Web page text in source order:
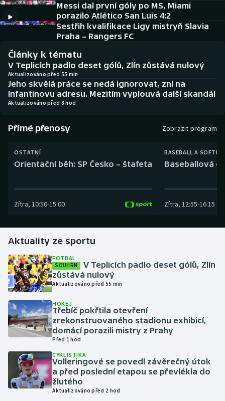
Americký fotbal
Baseball a softbal
Basketbal
Biatlon
Boby a skeleton
Box
Curling
Florbal
Futsal
Golf
Gymnastika
Házená
Jezdectví
Judo
Krasobruslení
NEPŘEHLÉDNĚTE
Historické návraty
Aplikace ČT sport
Messi dal první góly po MS, Miami
porazilo Atlético San Luis 4:2
Sestřih kvalifikace Ligy mistryň Slavia
Praha – Rangers FC
Články k tématu
V Teplicích padlo deset gólů, Zlín zůstává nulový
Aktualizováno před 55 min
Jeho skvělá práce se nedá ignorovat, zní na
Infantinovu adresu. Mezitím vyplouvá další skandál
Aktualizováno před 8 hod
Přímé přenosy Zobrazit program
OSTATNÍ
Orientační běh: SP Česko – štafeta
Zítra, 10:50-15:00
BASEBALL A
Baseballová
Zítra, 12:55-16:15
Aktuality ze sportu
FOTBAL
SOUHRN
V Teplicích padlo deset gólů, Zlín
zůstává nulový
Aktualizováno před 55 min
HOKEJ
Třebíč pokřtila otevření
zrekonstruovaného stadionu exhibicí,
domácí porazili mistry z Prahy
Před 1 hod
CYKLISTIKA
Volleringové se povedl závěrečný útok
a před poslední etapou se převlékla do
žlutého
Aktualizováno před 2 hod